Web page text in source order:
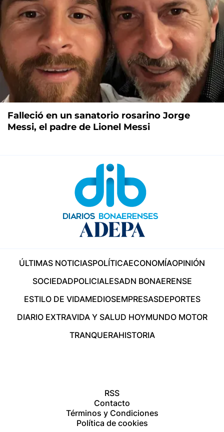
Falleció en un sanatorio rosarino Jorge
Messi, el padre de Lionel Messi
ÚLTIMAS NOTICIASPOLÍTICAECONOMÍAOPINIÓN
SOCIEDADPOLICIALESADN BONAERENSE
ESTILO DE VIDAMEDIOSEMPRESASDEPORTES
DIARIO EXTRAVIDA Y SALUD HOYMUNDO MOTOR
TRANQUERAHISTORIA
RSS
Contacto
Términos y Condiciones
Política de cookies